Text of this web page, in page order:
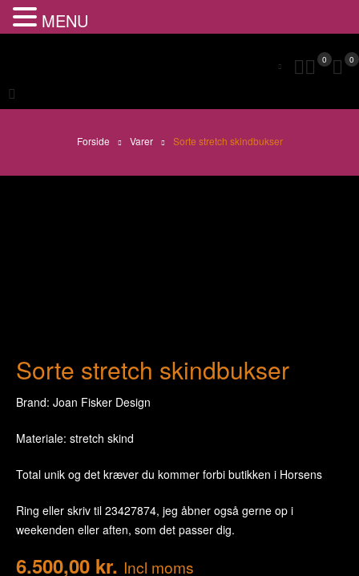
0 0
Forside Varer Sorte stretch skindbukser
Sorte stretch skindbukser
Brand: Joan Fisker Design
Materiale: stretch skind
Total unik og det kræver du kommer forbi butikken i Horsens
Ring eller skriv til 23427874, jeg åbner også gerne op i
weekenden eller aften, som det passer dig.
6.500,00 kr. Incl moms
MENU